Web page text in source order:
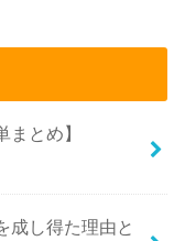
とめ】
成し得た理由と